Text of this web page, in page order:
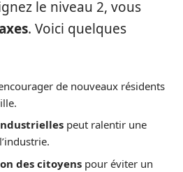
le niveau 2, vous
. Voici quelques
de nouveaux résidents
peut ralentir une
des citoyens pour éviter un